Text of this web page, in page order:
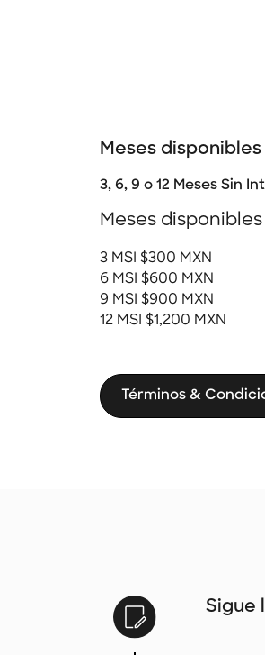
Meses disponibles
3, 6, 9 o 12 Meses Sin
Meses disponibles
3 MSI $300 MXN
6 MSI $600 MXN
9 MSI $900 MXN
12 MSI $1,200 MXN
Términos &
Sigue